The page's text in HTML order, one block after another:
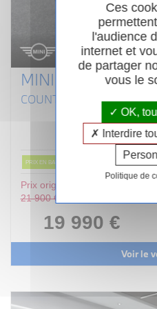
MINI
COUNTRYMAN 116 CH
Diesel 01/
101 725km
PRIX EN BAISSE
Prix original :
21 900 €
19 990 €
Voir le
Ces
l'audience
internet et
de partager
vous le
OK,
Interdire
Politique de